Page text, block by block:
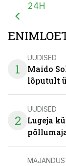
24H
1
UUDISED
Maido
lõputult
2
UUDISED
Lugeja